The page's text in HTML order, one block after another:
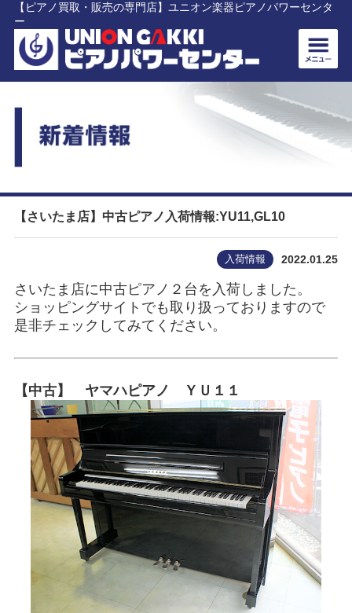
【ピアノ買取・販売の専門店】ユニオン楽器ピアノパワーセンタ
ー
【さいたま店】中古ピアノ入荷情報:YU11,GL10
入荷情報 2022.01.25
さいたま店に中古ピアノ２台を入荷しました。
ショッピングサイトでも取り扱っておりますので
是非チェックしてみてください。
【中古】 ヤマハピアノ ＹＵ１１